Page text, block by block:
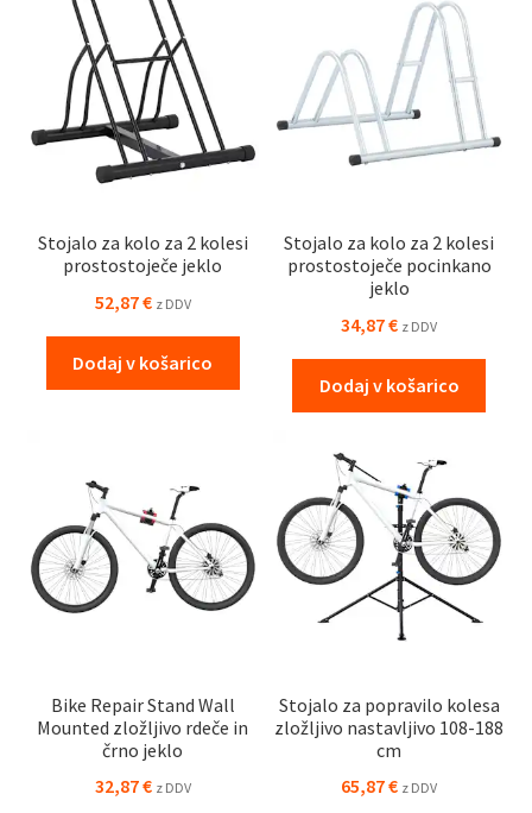
Stojalo za kolo za 2 kolesi
prostostoječe jeklo
52,87€ z DDV
Dodaj v košarico
Stojalo za kolo za 2 kolesi
prostostoječe pocinkano
jeklo
34,87€ z DDV
Dodaj v košarico
Bike Repair Stand Wall
Mounted zložljivo rdeče in
črno jeklo
32,87€ z DDV
Stojalo za popravilo kolesa
zložljivo nastavljivo 108-188
cm
65,87€ z DDV